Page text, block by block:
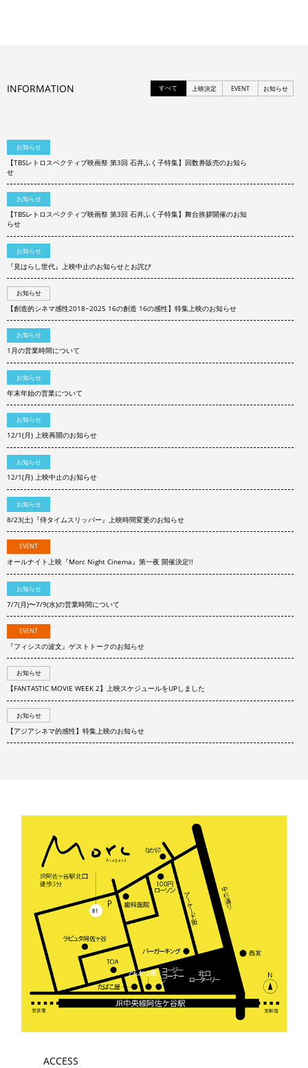
INFORMATION すべて 上映決定 EVENT お知らせ
お知らせ
【TBSレトロスペクティブ映画祭 第3回 石井ふく子特集】回数券販売のお知ら
せ
お知らせ
【TBSレトロスペクティブ映画祭 第3回 石井ふく子特集】舞台挨拶開催のお知
らせ
お知らせ
『見はらし世代』上映中止のお知らせとお詫び
お知らせ
【創造的シネマ感性2018−2025 16の創造 16の感性】特集上映のお知らせ
お知らせ
1月の営業時間について
お知らせ
年末年始の営業について
お知らせ
12/1(月) 上映再開のお知らせ
お知らせ
12/1(月) 上映中止のお知らせ
お知らせ
8/23(土)『侍タイムスリッパー』上映時間変更のお知らせ
EVENT
オールナイト上映『Morc Night Cinema』第一夜 開催決定!!
お知らせ
7/7(月)〜7/9(水)の営業時間について
EVENT
『フィシスの波文』ゲストトークのお知らせ
お知らせ
【FANTASTIC MOVIE WEEK 2】上映スケジュールをUPしました
お知らせ
【アジアシネマ的感性】特集上映のお知らせ
ACCESS